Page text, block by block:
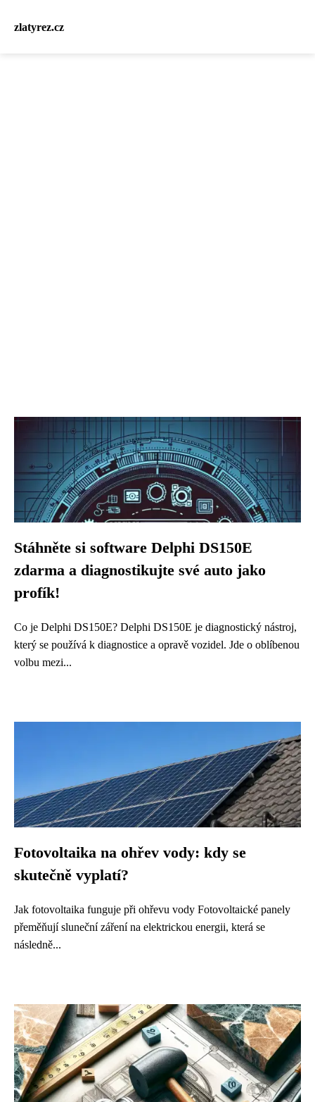
zlatyrez.cz
Stáhněte si software Delphi DS150E
zdarma a diagnostikujte své auto jako
profík!
Co je Delphi DS150E? Delphi DS150E je diagnostický nástroj,
který se používá k diagnostice a opravě vozidel. Jde o oblíbenou
volbu mezi...
Fotovoltaika na ohřev vody: kdy se
skutečně vyplatí?
Jak fotovoltaika funguje při ohřevu vody Fotovoltaické panely
přeměňují sluneční záření na elektrickou energii, která se
následně...